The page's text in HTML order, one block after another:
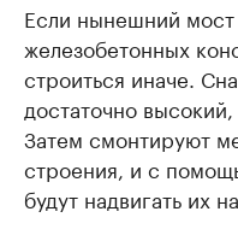
Если нынешний
железобетонных
строиться иначе.
достаточно
Затем смонтируют
строения, и с
будут надвигать их